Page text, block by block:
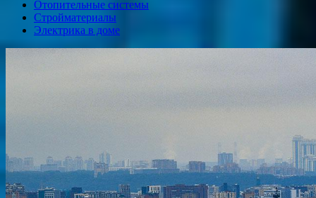
Отопительные системы
Стройматериалы
Электрика в доме